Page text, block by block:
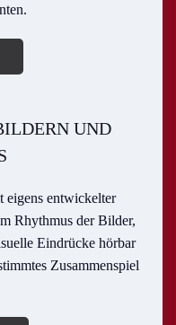
UND
eigens entwickelter
Rhythmus der Bilder,
Eindrücke hörbar
Zusammenspiel